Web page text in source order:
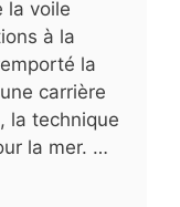
la voile
à la
la
carrière
la technique
la mer. …